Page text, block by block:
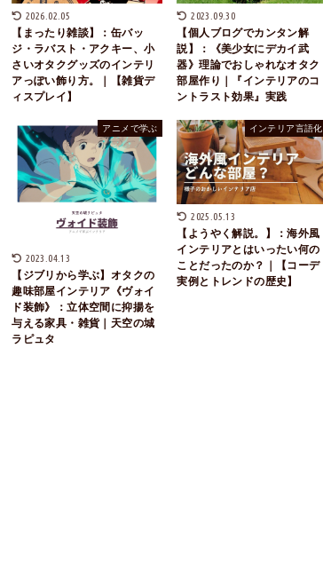
2026.02.05
【まったり雑談】：缶バッ
ジ・ラバスト・アクキー、小
さいオタクグッズのインテリ
アっぽい飾り方。｜【雑貨デ
ィスプレイ】
2023.09.30
【個人ブログでカンタン解
説】：《美少女にデカイ武
器》理論でおしゃれなオタク
部屋作り｜『インテリアのコ
ントラスト効果』実践
アニメで学ぶ
2023.04.13
【ジブリから学ぶ】オタクの
趣味部屋インテリア《ヴォイ
ド装飾》：立体空間に抑揚を
与える家具・雑貨｜天空の城
ラピュタ
インテリア言語化
2025.05.13
【ようやく解説。】：海外風
インテリアとはいったい何の
ことだったのか？｜【コーデ
実例とトレンドの歴史】